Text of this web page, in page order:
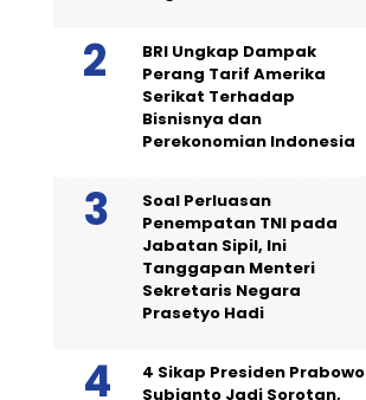
BRI Ungkap Dampak
Perang Tarif Amerika
Serikat Terhadap
Bisnisnya dan
Perekonomian Indonesia
Soal Perluasan
Penempatan TNI pada
Jabatan Sipil, Ini
Tanggapan Menteri
Sekretaris Negara
Prasetyo Hadi
4 Sikap Presiden Prabowo
Subianto Jadi Sorotan,